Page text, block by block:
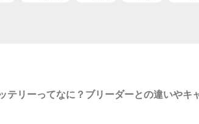
テリーってなに？ブリーダーとの違いやキ